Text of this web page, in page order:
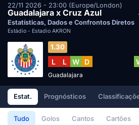
22/11 2026 - 23:00 (Europe/London)
Guadalajara x Cruz Azul
Estatísticas, Dados e Confrontos Diretos
Estádio - Estadio AKRON
1.30
L L W D
Guadalajara
Estat. Prognósticos
Tudo Golos Cantos Cartões